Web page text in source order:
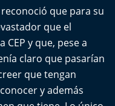
que para su
que el
y que, pese a
claro que pasarían
que tengan
y además